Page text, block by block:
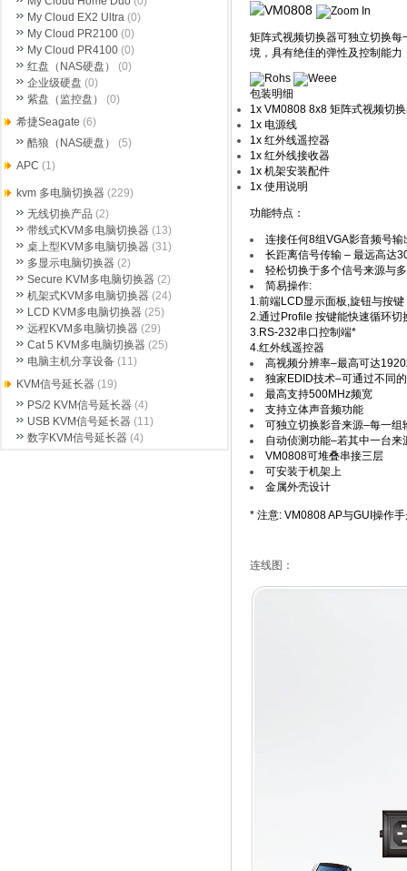
矩阵式视频切换器可独立切换
境，具有绝佳的弹性及控制能力
包装明细
1x VM0808 8x8 矩阵式视频切
1x 电源线
1x 红外线遥控器
1x 红外线接收器
1x 机架安装配件
1x 使用说明
功能特点：
连接任何8组VGA影音频号
长距离信号传输 – 最远高达
轻松切换于多个信号来源与
简易操作:
1.前端LCD显示面板,旋钮与按键
2.通过Profile 按键能快速循环切
3.RS-232串口控制端*
4.红外线遥控器
高视频分辨率–最高可达
独家EDID技术–可通过不同
最高支持500MHz频宽
支持立体声音频功能
可独立切换影音来源–每一
自动侦测功能–若其中一台
VM0808可堆叠串接三层
可安装于机架上
金属外壳设计
* 注意: VM0808 AP与GUI操作
连线图：
My Cloud EX2 Ultra (0)
My Cloud PR2100 (0)
My Cloud PR4100 (0)
红盘（NAS硬盘）
(0)
企业级硬盘 (0)
紫盘（监控盘）
(0)
希捷Seagate (6)
酷狼（NAS硬盘）
(5)
APC (1)
kvm 多电脑切换器 (229)
无线切换产品 (2)
带线式KVM多电脑切换器 (13)
桌上型KVM多电脑切换器 (31)
多显示电脑切换器 (2)
Secure KVM多电脑切换器 (2)
机架式KVM多电脑切换器 (24)
LCD KVM多电脑切换器 (25)
远程KVM多电脑切换器 (29)
Cat 5 KVM多电脑切换器 (25)
电脑主机分享设备 (11)
KVM信号延长器 (19)
PS/2 KVM信号延长器 (4)
USB KVM信号延长器 (11)
数字KVM信号延长器 (4)